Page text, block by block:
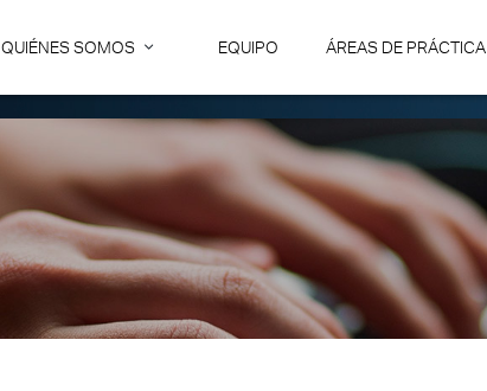
QUIÉNES SOMOS EQUIPO ÁREAS DE PRÁCTICA